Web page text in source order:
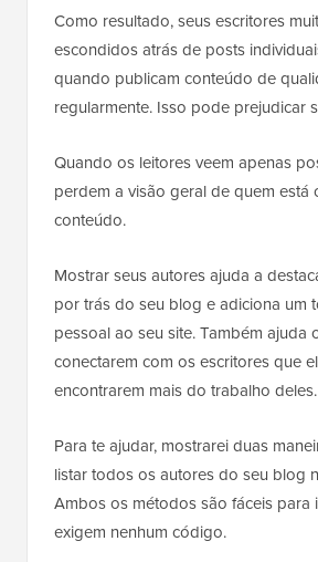
Como resultado, seus escritores
escondidos atrás de posts
quando publicam conteúdo de
regularmente. Isso pode prejudicar
Quando os leitores veem apenas
perdem a visão geral de quem está
conteúdo.
Mostrar seus autores ajuda a
por trás do seu blog e adiciona um
pessoal ao seu site. Também ajuda
conectarem com os escritores que
encontrarem mais do trabalho deles.
Para te ajudar, mostrarei duas
listar todos os autores do seu blog
Ambos os métodos são fáceis para
exigem nenhum código.